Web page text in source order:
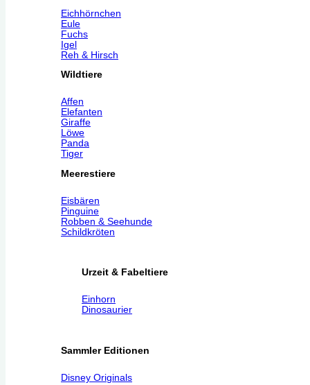
Eichhörnchen
Eule
Fuchs
Igel
Reh & Hirsch
Wildtiere
Affen
Elefanten
Giraffe
Löwe
Panda
Tiger
Meerestiere
Eisbären
Pinguine
Robben & Seehunde
Schildkröten
Urzeit & Fabeltiere
Einhorn
Dinosaurier
Sammler Editionen
Disney Originals